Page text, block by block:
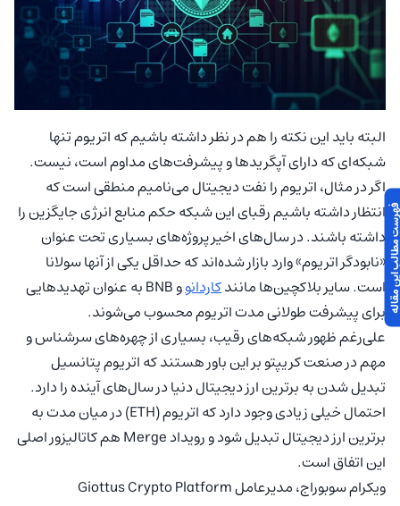
البته باید این نکته را هم در نظر داشته باشیم که اتریوم تنها
شبکه‌ای که دارای آپگریدها و پیشرفت‌های مداوم است، نیست.
اگر در مثال، اتریوم را نفت دیجیتال می‌نامیم منطقی است که
انتظار داشته باشیم رقبای این شبکه حکم منابع انرژی جایگزین را
داشته باشند. در سال‌های اخیر پروژه‌های بسیاری تحت عنوان
«نابودگر اتریوم» وارد بازار شده‌اند که حداقل یکی از آنها سولانا
است. سایر بلاکچین‌ها مانندکاردانو
و BNB به عنوان تهدیدهایی
برای پیشرفت طولانی مدت اتریوم محسوب می‌شوند.
علی‌رغم ظهور شبکه‌های رقیب، بسیاری از چهره‌های سرشناس و
مهم در صنعت کریپتو بر این باور هستند که اتریوم پتانسیل
تبدیل شدن به برترین ارز دیجیتال دنیا در سال‌های آینده را دارد.
احتمال خیلی زیادی وجود دارد که اتریوم (ETH) در میان مدت به
برترین ارز دیجیتال تبدیل شود و رویداد Merge هم کاتالیزور اصلی
این اتفاق است.
ویکرام سوبوراج، مدیرعامل Giottus Crypto Platform
مقاله